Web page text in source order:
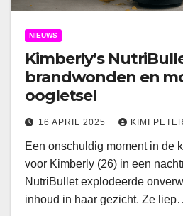
NIEUWS
Kimberly’s
brandwonden en
oogletsel
16 APRIL 2025 KIMI
Een onschuldig moment in de
voor Kimberly (26) in een
NutriBullet explodeerde
inhoud in haar gezicht. Ze